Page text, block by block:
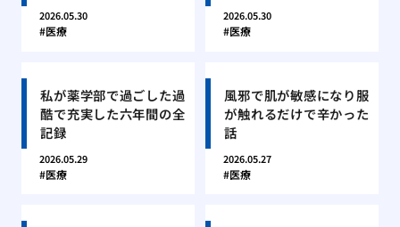
2026.05.30
医療
2026.05.30
医療
私が薬学部で過ごした過
酷で充実した六年間の全
記録
2026.05.29
医療
風邪で肌が敏感になり服
が触れるだけで辛かった
話
2026.05.27
医療